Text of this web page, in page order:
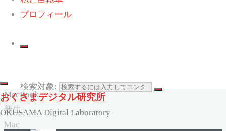
プロフィール
検索対象:
おくさまデジタル研究所
OKUSAMA Digital Laboratory
MacBook
新生
Mac